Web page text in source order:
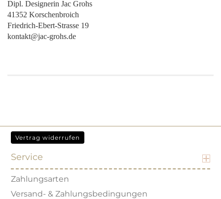
Dipl. Designerin Jac Grohs
41352 Korschenbroich
Friedrich-Ebert-Strasse 19
kontakt@jac-grohs.de
Vertrag widerrufen
Service
Zahlungsarten
Versand- & Zahlungsbedingungen